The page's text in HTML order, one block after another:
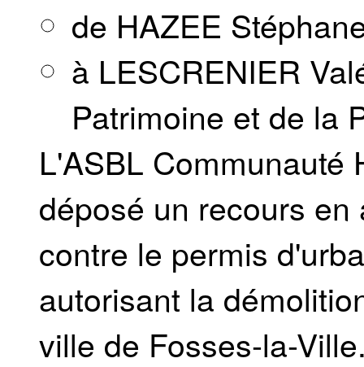
de HAZEE
à LESCRENIER
Patrimoine et de la
L'ASBL Communauté
déposé un recours
contre le permis
autorisant la
ville de Fosses-la-